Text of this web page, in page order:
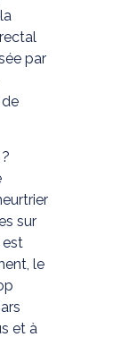
par
sur
est
le
et à